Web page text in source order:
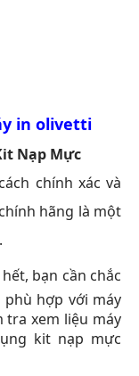
in olivetti
Nạp Mực
chính xác và
hãng là một
bạn cần chắc
phù hợp với máy
tra xem liệu máy
kit nạp mực